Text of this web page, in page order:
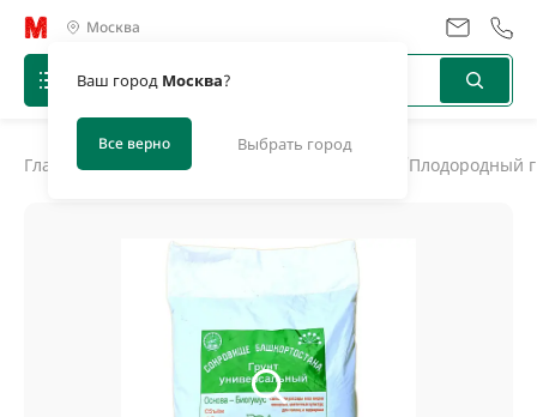
Москва
Ваш город Москва?
Все верно Выбрать город
Главная Грунт, торф, навоз, компост /Плодородный